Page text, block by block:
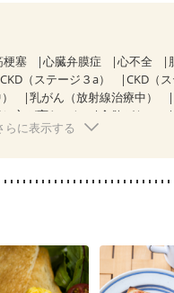
梗塞 心臓弁膜症 心不全
CKD（ステージ３a） CKD（
乳がん（放射線治療中）
方が変わった 食欲がない
せた体作り） 低栄養予防
らに表示する